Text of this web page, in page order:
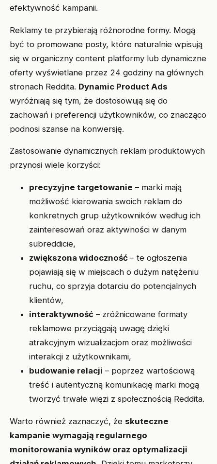
efektywność kampanii.
Reklamy te przybierają różnorodne formy. Mogą
być to promowane posty, które naturalnie wpisują
się w organiczny content platformy lub dynamiczne
oferty wyświetlane przez 24 godziny na głównych
stronach Reddita. Dynamic Product Ads
wyróżniają się tym, że dostosowują się do
zachowań i preferencji użytkowników, co znacząco
podnosi szanse na konwersję.
Zastosowanie dynamicznych reklam produktowych
przynosi wiele korzyści:
precyzyjne targetowanie – marki mają
możliwość kierowania swoich reklam do
konkretnych grup użytkowników według ich
zainteresowań oraz aktywności w danym
subreddicie,
zwiększona widoczność – te ogłoszenia
pojawiają się w miejscach o dużym natężeniu
ruchu, co sprzyja dotarciu do potencjalnych
klientów,
interaktywność – zróżnicowane formaty
reklamowe przyciągają uwagę dzięki
atrakcyjnym wizualizacjom oraz możliwości
interakcji z użytkownikami,
budowanie relacji – poprzez wartościową
treść i autentyczną komunikację marki mogą
tworzyć trwałe więzi z społecznością Reddita.
Warto również zaznaczyć, że skuteczne
kampanie wymagają regularnego
monitorowania wyników oraz optymalizacji